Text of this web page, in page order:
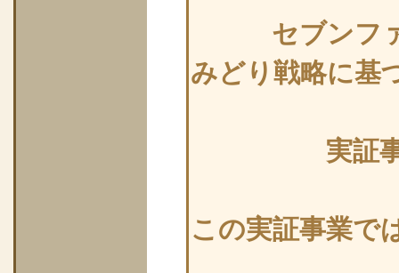
セブンフ
みどり戦略に基
実証
この実証事業で